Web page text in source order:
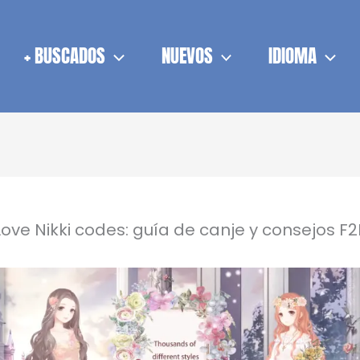
+ BUSCADOS NUEVOS IDIOMA
Nikki codes: guía de canje y consejos